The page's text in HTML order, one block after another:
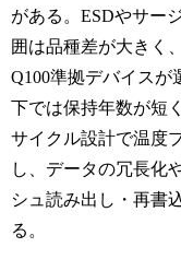
がある。ESDやサー
囲は品種差が大きく
Q100準拠デバイスが
下では保持年数が短
サイクル設計で温度
し、データの冗長化
シュ読み出し・再書
る。